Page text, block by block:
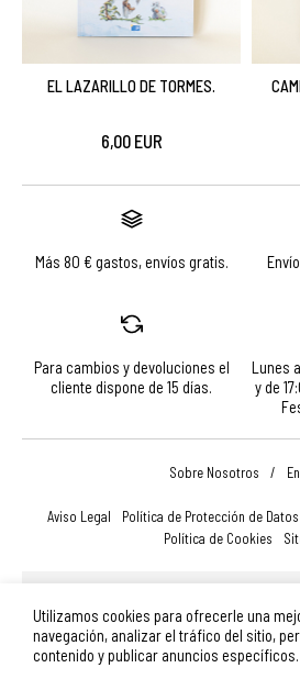
Utilizamos cookies para ofrecerle una
navegación, analizar el tráfico del sitio,
contenido y publicar anuncios específicos.
EL LAZARILLO DE TORMES.
6,00 EUR
Más 80 € gastos, envíos gratis.
Para cambios y devoluciones el
cliente dispone de 15 días.
Lunes
y de
Sobre Nosotros /
Aviso Legal Política de Protección de Datos
Política de Cookies
© Turismo, Comercio y Promoción
los derechos
Plaza Mayor 14, 37002, Salamanca (España)